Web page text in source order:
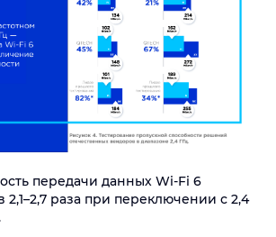
передачи данных Wi-Fi 6
2,1–2,7 раза при переключении с 2,4